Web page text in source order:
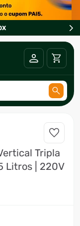
Tripla
Litros | 220V